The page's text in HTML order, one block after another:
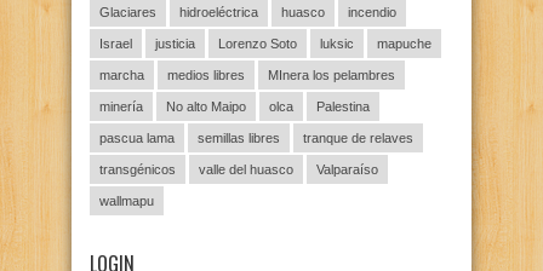
Glaciares hidroeléctrica huasco incendio
Israel justicia Lorenzo Soto luksic mapuche
marcha medios libres MInera los pelambres
minería No alto Maipo olca Palestina
pascua lama semillas libres tranque de relaves
transgénicos valle del huasco Valparaíso
wallmapu
LOGIN